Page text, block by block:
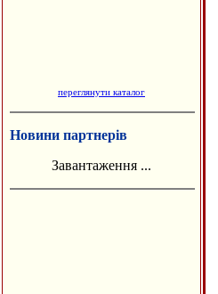
переглянути каталог
Новини партнерів
Завантаження ...